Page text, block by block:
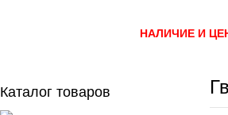
НАЛИЧИЕ И
Каталог товаров